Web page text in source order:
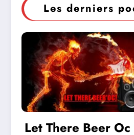
Les derniers